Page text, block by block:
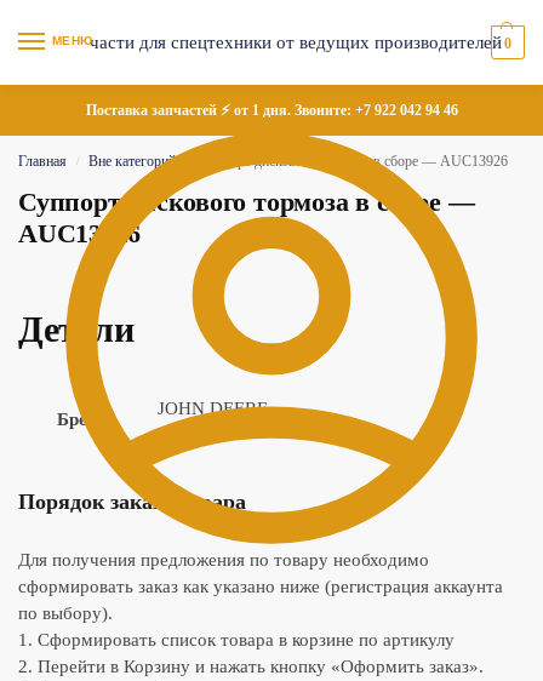
МЕНЮ 0
Поставка запчастей ⚡ от 1 дня. Звоните: +7 922 042 94 46
Главная / Вне категорий Суппорт дискового тормоза в сборе — AUC13926
Суппорт дискового тормоза в сборе —
AUC13926
Детали
Бренд
JOHN DEERE
Порядок заказа товара
Для получения предложения по товару необходимо
сформировать заказ как указано ниже (регистрация аккаунта
по выбору).
1. Сформировать список товара в корзине по артикулу
2. Перейти в Корзину и нажать кнопку «Оформить заказ».